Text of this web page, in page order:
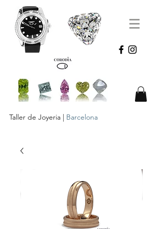
Taller de Joyeria | Barcelona